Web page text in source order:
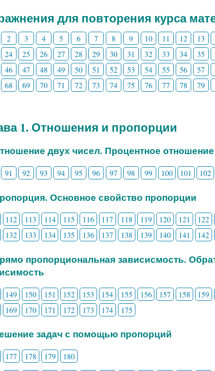
для повторения курса
2 3 4 5 6 7 8 9 10 11 12 13
24 25 26 27 28 29 30 31 32 33 34 35
46 47 48 49 50 51 52 53 54 55 56 57
68 69 70 71 72 73 74 75 76 77 78 79
1. Отношения и пропорции
двух чисел. Процентное
91 92 93 94 95 96 97 98 99 100 101 102
Основное свойство пропорции
112 113 114 115 116 117 118 119 120 121 122
132 133 134 135 136 137 138 139 140 141 142
пропорциональная зависисмость.
149 150 151 152 153 154 155 156 157 158 159
169 170 171 172 173 174 175
задач с помощью пропорций
177 178 179
180